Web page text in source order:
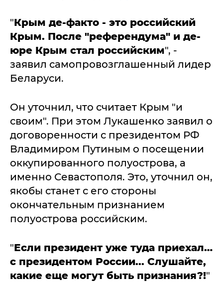
"Крым де-факто - это российский
Крым. После "референдума" и де-
юре Крым стал российским", -
заявил самопровозглашенный лидер
Беларуси.
Он уточнил, что считает Крым "и
своим". При этом Лукашенко заявил о
договоренности с президентом РФ
Владимиром Путиным о посещении
оккупированного полуострова, а
именно Севастополя. Это, уточнил он,
якобы станет с его стороны
окончательным признанием
полуострова российским.
"Если президент уже туда приехал…
с президентом России... Слушайте,
какие еще могут быть признания?!"